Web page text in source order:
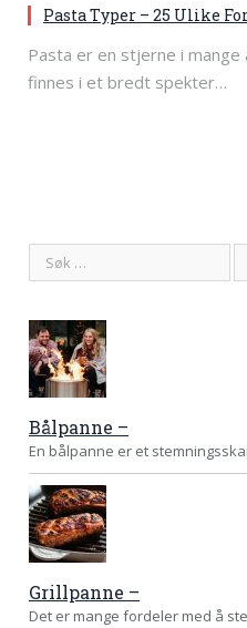
Pasta Typer – 25 Ulike
Pasta er en stjerne i
finnes i et bredt spekter…
Bålpanne –
En bålpanne er et
Grillpanne –
Det er mange fordeler med å